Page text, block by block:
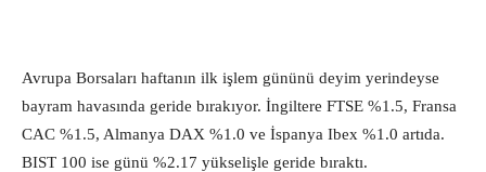
Avrupa Borsaları haftanın ilk işlem gününü deyim yerindeyse
bayram havasında geride bırakıyor. İngiltere FTSE %1.5, Fransa
CAC %1.5, Almanya DAX %1.0 ve İspanya Ibex %1.0 artıda.
BIST 100 ise günü %2.17 yükselişle geride bıraktı.